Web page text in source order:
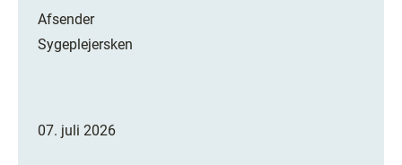
Afsender
Sygeplejersken
07. juli 2026